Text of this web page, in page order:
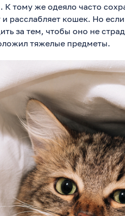
тому же одеяло часто
расслабляет кошек. Но
за тем, чтобы оно не
тяжелые предметы.